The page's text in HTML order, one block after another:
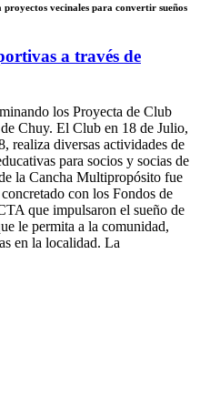
vecinales para convertir sueños
a través de
los Proyecta de Club
Chuy. El Club en 18 de Julio,
realiza diversas actividades de
para socios y socias de
la Cancha Multipropósito fue
con los Fondos de
que impulsaron el sueño de
le permita a la comunidad,
en la localidad. La